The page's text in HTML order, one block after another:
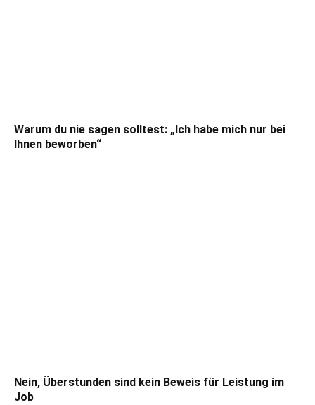
Warum du nie sagen solltest: „Ich habe mich nur bei
Ihnen beworben“
Nein, Überstunden sind kein Beweis für Leistung im
Job